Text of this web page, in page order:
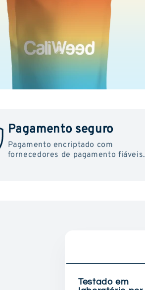
Pagamento seguro
Pagamento encriptado com
fornecedores de pagamento fiáveis.
Testado em